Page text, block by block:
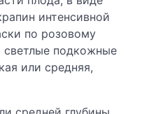
интенсивной
по розовому
подкожные
или средняя,